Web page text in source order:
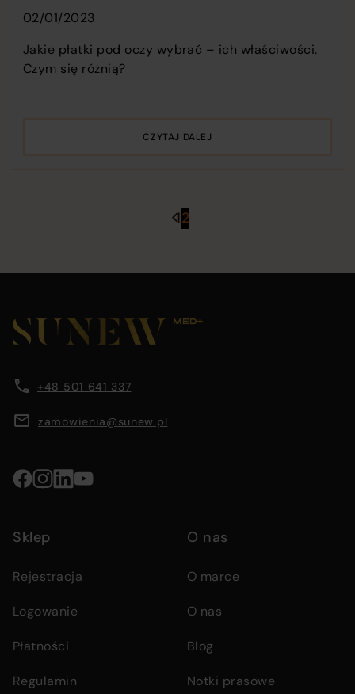
02/01/2023
Jakie płatki pod oczy wybrać – ich właściwości.
Czym się różnią?
CZYTAJ DALEJ
Stronicowanie
Poprzednia
strona
12
section
containing
information,
navigation
menus,
details
Footer
main
area
Company
information
+48 501 641 337
zamowienia@sunew.pl
Social
media
Sklep
Rejestracja
Logowanie
Płatności
Regulamin
O nas
O marce
O nas
Blog
Notki prasowe